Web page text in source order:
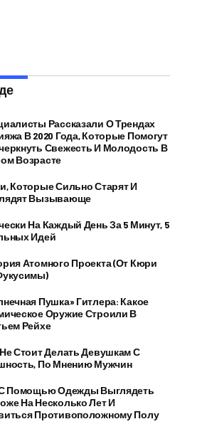
Рассказали О Трендах
В 2020 Года, Которые Помогут
Свежесть И Молодость В
Возрасте
Которые Сильно Старят И
Вызывающе
На Каждый День За 5 Минут, 5
Идей
Атомного Проекта (от Кюри
Пушка» Гитлера: Какое
Оружие Строили В
Рейхе
Стоит Делать Девушкам С
По Мнению Мужчин
Помощью Одежды Выглядеть
На Несколько Лет И
Противоположному Полу